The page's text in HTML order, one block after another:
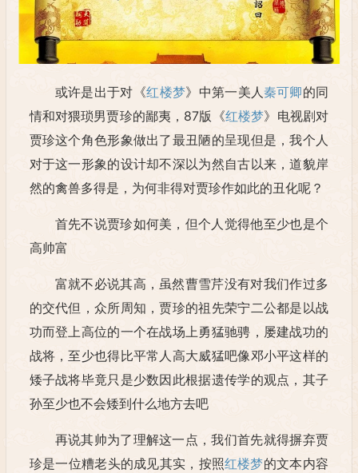
或许是出于对《红楼梦》中第一美人秦可卿的同
情和对猥琐男贾珍的鄙夷，87版《红楼梦》电视剧对
贾珍这个角色形象做出了最丑陋的呈现但是，我个人
对于这一形象的设计却不深以为然自古以来，道貌岸
然的禽兽多得是，为何非得对贾珍作如此的丑化呢？
首先不说贾珍如何美，但个人觉得他至少也是个
高帅富
富就不必说其高，虽然曹雪芹没有对我们作过多
的交代但，众所周知，贾珍的祖先荣宁二公都是以战
功而登上高位的一个在战场上勇猛驰骋，屡建战功的
战将，至少也得比平常人高大威猛吧像邓小平这样的
矮子战将毕竟只是少数因此根据遗传学的观点，其子
孙至少也不会矮到什么地方去吧
再说其帅为了理解这一点，我们首先就得摒弃贾
珍是一位糟老头的成见其实，按照红楼梦的文本内容